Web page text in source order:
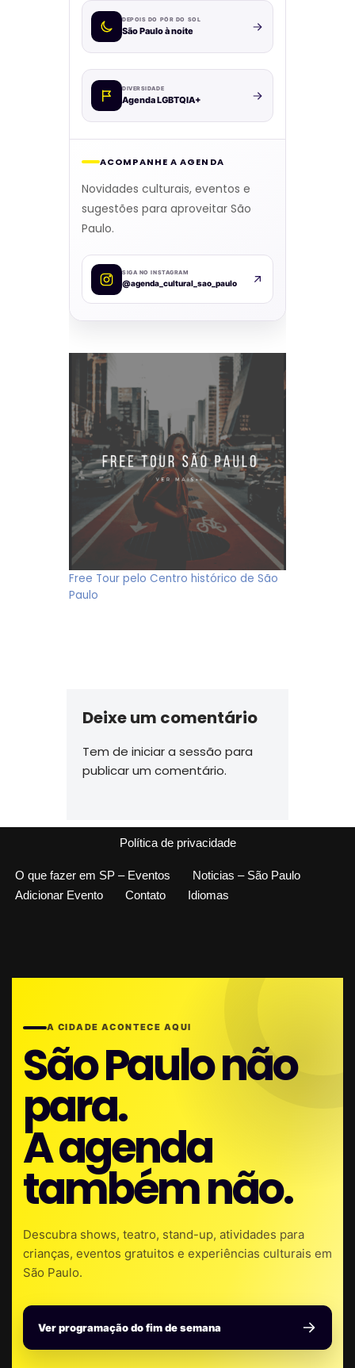
DEPOIS DO PÔR DO SOL
São Paulo à noite
DIVERSIDADE
Agenda LGBTQIA+
ACOMPANHE A AGENDA
Novidades culturais, eventos e
sugestões para aproveitar São
Paulo.
SIGA NO INSTAGRAM
@agenda_cultural_sao_paulo
Free Tour pelo Centro histórico de São
Paulo
Deixe um comentário
Tem de iniciar a sessão para
publicar um comentário.
Política de privacidade
O que fazer em SP – Eventos
Noticias – São Paulo
Adicionar Evento
Contato Idiomas
A CIDADE ACONTECE AQUI
São Paulo não
para.
A agenda
também não.
Descubra shows, teatro, stand-up, atividades para
crianças, eventos gratuitos e experiências culturais em
São Paulo.
Ver programação do fim de semana